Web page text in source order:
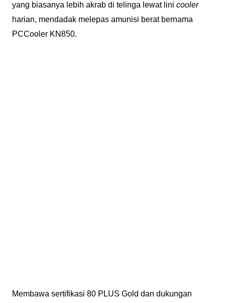
yang biasanya lebih akrab di telinga lewat lini cooler
harian, mendadak melepas amunisi berat bernama
PCCooler KN850.
Membawa sertifikasi 80 PLUS Gold dan dukungan